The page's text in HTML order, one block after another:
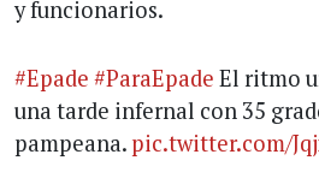
y funcionarios.
#Epade #ParaEpade El ritmo
una tarde infernal con 35
pampeana. pic.twitter.com/